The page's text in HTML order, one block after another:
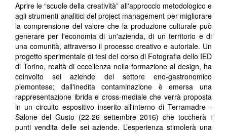
Aprire le “scuole della creatività” all'approccio metodologico e
agli strumenti analitici del project management per migliorare
la comprensione del valore che la produzione culturale può
generare per l'economia di un'azienda, di un territorio e di
una comunità, attraverso il processo creativo e autoriale. Un
progetto sperimentale di tesi del corso di Fotografia dello IED
di Torino, realtà di eccellenza nella formazione al design, ha
coinvolto sei aziende del settore eno-gastronomico
piemontese; dall'inedita contaminazione è emersa una
rappresentazione ibrida e cross-mediale che verrà proposta
in un circuito espositivo inserito all'interno di Terramadre -
Salone del Gusto (22-26 settembre 2016) che toccherà i
punti vendita delle sei aziende. L’esperienza stimolerà una